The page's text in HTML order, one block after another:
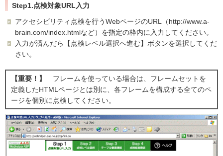
Step1.点検対象URL入力
アクセシビリティ点検を行うWebページのURL（http://www.a-
brain.com/index.htmlなど）を指定の枠内に入力してください。
入力が済んだら【点検レベル選択へ進む】ボタンを選択してくだ
さい。
【重要！】
フレームを使っている場合は、フレームセットを
定義したHTMLページとは別に、各フレームを構成する全てのペ
ージを個別に点検してください。